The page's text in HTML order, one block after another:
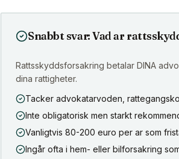
Snabbt svar: Vad ar
Rattsskyddsforsakring betalar DINA
dina rattigheter.
Tacker advokatarvoden,
Inte obligatorisk men starkt
Vanligtvis 80-200 euro per ar som
Ingår ofta i hem- eller bilforsakring